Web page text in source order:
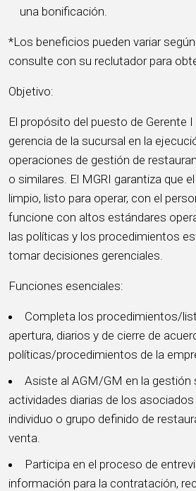
una bonificación.
*Los beneficios pueden variar
consulte con su reclutador para
Objetivo:
El propósito del puesto de Gerente
gerencia de la sucursal en la
operaciones de gestión de
o similares. El MGRI garantiza que
limpio, listo para operar, con el
funcione con altos estándares
las políticas y los procedimientos
tomar decisiones gerenciales.
Funciones esenciales:
Completa los procedimientos/
apertura, diarios y de cierre de
políticas/procedimientos de la
Asiste al AGM/GM en la gestión
actividades diarias de los
individuo o grupo definido de
venta.
Participa en el proceso de
información para la contratación,